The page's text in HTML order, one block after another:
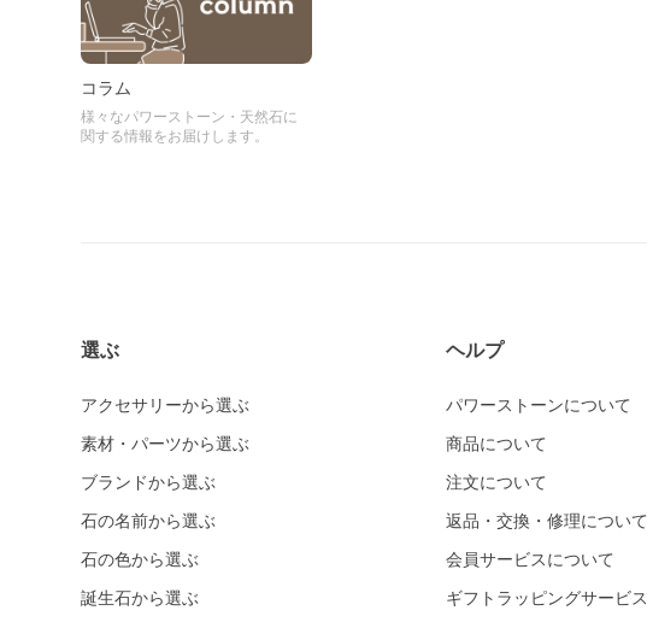
コラム
様々なパワーストーン・天然石に
関する情報をお届けします。
選ぶ
アクセサリーから選ぶ
素材・パーツから選ぶ
ブランドから選ぶ
石の名前から選ぶ
石の色から選ぶ
誕生石から選ぶ
ヘルプ
パワーストーンについて
商品について
注文について
返品・交換・修理について
会員サービスについて
ギフトラッピングサービス